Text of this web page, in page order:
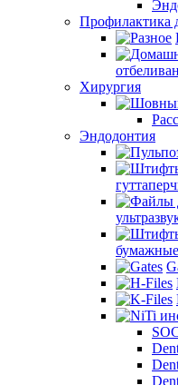
Профилактика
Хирургия
Эндодонтия